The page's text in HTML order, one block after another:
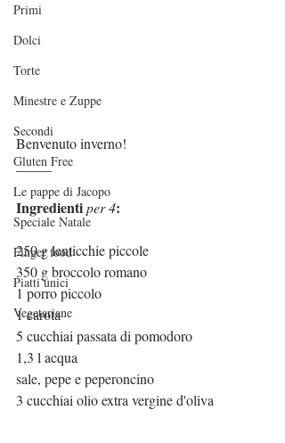
Primi
Dolci
Torte
Minestre e Zuppe
Secondi
Gluten Free
Le pappe di Jacopo
Speciale Natale
Finger food
Piatti unici
Vegetariane
Benvenuto inverno!
_____
Ingredienti per 4:
250 g lenticchie piccole
350 g broccolo romano
1 porro piccolo
1 carota
5 cucchiai passata di pomodoro
1,3 l acqua
sale, pepe e peperoncino
3 cucchiai olio extra vergine d'oliva